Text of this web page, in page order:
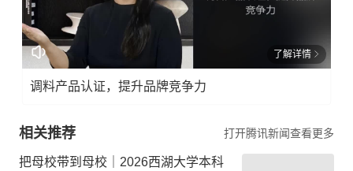
了解详情
调料产品认证，提升品牌竞争力
相关推荐 打开腾讯新闻查看更多
把母校带到母校｜2026西湖大学本科